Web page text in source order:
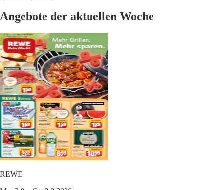
Angebote der aktuellen Woche
REWE